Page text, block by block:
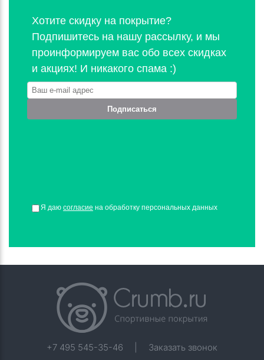
Хотите скидку на покрытие?
Подпишитесь на нашу рассылку, и мы
проинформируем вас обо всех скидках
и акциях! И никакого спама :)
Подписаться
Я даю согласие на обработку персональных данных
+7 495 545-35-46 Заказать звонок